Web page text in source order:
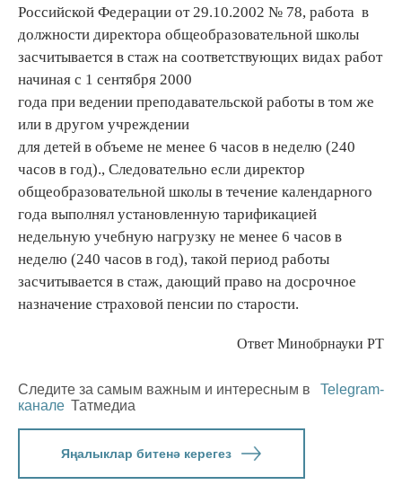
Российской Федерации от 29.10.2002 № 78, работа в
должности директора общеобразовательной школы
засчитывается в стаж на соответствующих видах работ
начиная с 1 сентября 2000
года при ведении преподавательской работы в том же
или в другом учреждении
для детей в объеме не менее 6 часов в неделю (240
часов в год)., Следовательно если директор
общеобразовательной школы в течение календарного
года выполнял установленную тарификацией
недельную учебную нагрузку не менее 6 часов в
неделю (240 часов в год), такой период работы
засчитывается в стаж, дающий право на досрочное
назначение страховой пенсии по старости.
Ответ Минобрнауки РТ
Следите за самым важным и интересным в
Telegram-
канале Татмедиа
Яңалыклар битенә керегез